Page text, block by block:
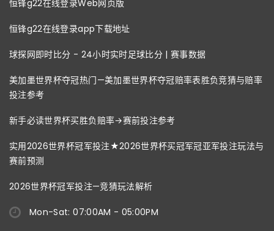
恒锋g22在线登录Web网页版
恒锋g22在线登录app下载地址
球探网即时比分 - 24小时实时足球比分 | 赛事数据
美加墨世界杯夺冠热门—美加墨世界杯夺冠赔率表胜负竞猜与赔率
投注参考
新手必读世界杯买胜负赔率→赛前投注参考
实用2026世界杯冠军投注★2026世界杯买冠军冠亚军投注玩法与
赛前预测
2026世界杯冠军投注—竞猜玩法解析
Mon-Sat: 07:00AM - 05:00PM